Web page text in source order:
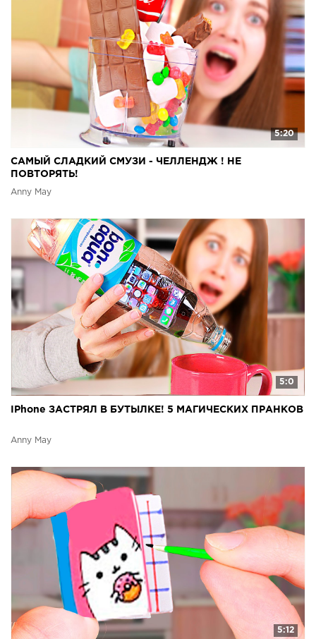
5:20
САМЫЙ СЛАДКИЙ СМУЗИ - ЧЕЛЛЕНДЖ ! НЕ
ПОВТОРЯТЬ!
Anny May
5:0
IPhone ЗАСТРЯЛ В БУТЫЛКЕ! 5 МАГИЧЕСКИХ ПРАНКОВ
Anny May
5:12